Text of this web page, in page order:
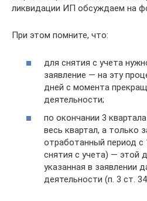
ликвидации ИП обсуждаем на
При этом помните, что:
для снятия с учета
заявление — на эту
дней с момента
деятельности;
по окончании 3
весь квартал, а только
отработанный период с
снятия с учета) — этой
указанная в заявлении
деятельности (п. 3 ст.